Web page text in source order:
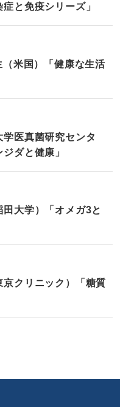
と免疫シリーズ」
米国）「健康な生活
学医真菌研究センタ
ダと健康」
田大学）「オメガ3と
クリニック）「糖質